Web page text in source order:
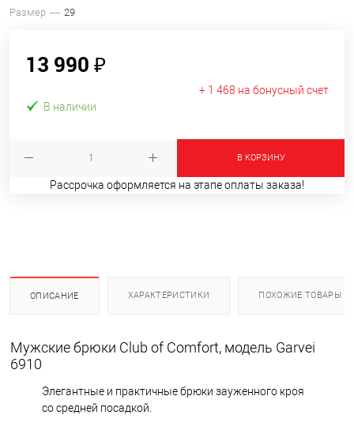
Размер
29
13 990 ₽
+ 1 468 на бонусный счет
В наличии
В КОРЗИНУ
Рассрочка оформляется на этапе оплаты заказа!
ОПИСАНИЕ ХАРАКТЕРИСТИКИ ПОХОЖИЕ ТОВАРЫ
Мужские брюки Club of Comfort, модель Garvei
6910
Элегантные и практичные брюки зауженного кроя
со средней посадкой.